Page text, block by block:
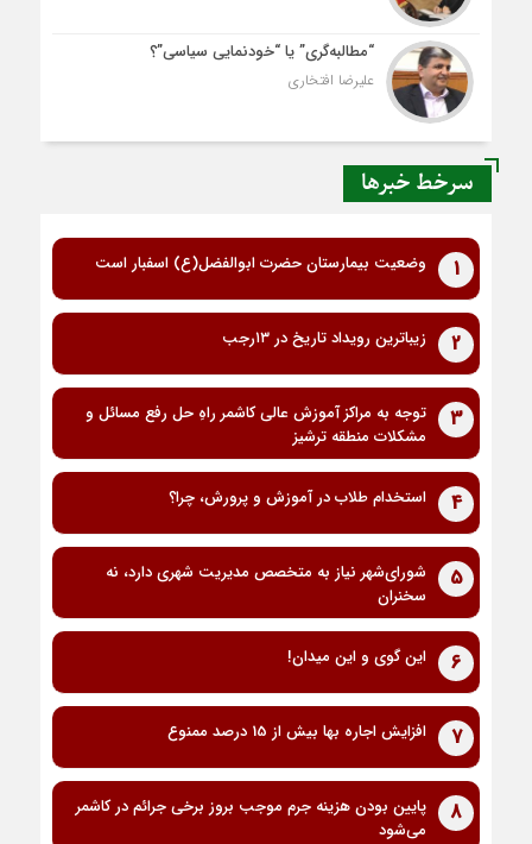
“مطالبه‌گری” یا “خودنمایی سیاسی”؟
علیرضا افتخاری
سرخط خبرها
1 وضعیت بیمارستان حضرت ابوالفضل(ع) اسفبار است
2 زیباترین رویداد تاریخ در ۱۳رجب
3
توجه به مراکز آموزش عالی کاشمر راهِ حل رفع مسائل و
مشکلات منطقه ترشیز
4 استخدام طلاب در آموزش و پرورش، چرا؟
5
شورای‌شهر نیاز به متخصص مدیریت شهری دارد، نه
سخنران
6 این گوی و این میدان!
7 افزایش اجاره بها بیش از 15 درصد ممنوع
8
پایین بودن هزینه جرم موجب بروز برخی جرائم در کاشمر
می‌شود